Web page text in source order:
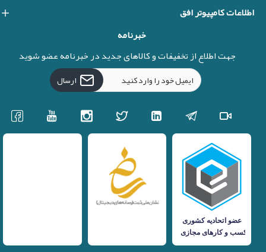
اطلاعات کامپیوتر افق
خبرنامه
جهت اطلاع از تخفیفات و کالاهای جدید در خبرنامه عضو شوید
ارسال